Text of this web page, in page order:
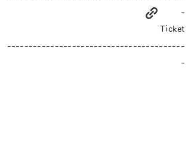
-
Ticket
-----------------------------------------
-